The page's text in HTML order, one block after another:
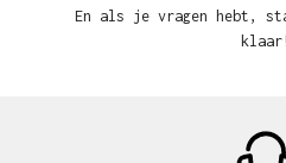
En als je vragen hebt,
klaar!